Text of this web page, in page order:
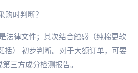
购时判断？
法律文件；其次结合触感（纯棉更软
括） 初步判断。对于大额订单，可要
三方成分检测报告。